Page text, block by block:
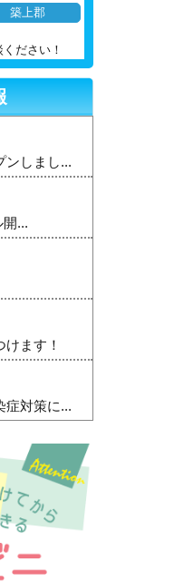
築上郡
ださい！
ンしまし...
開...
ます！
症対策に...